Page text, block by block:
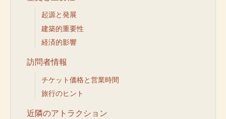
起源と発展
建築的重要性
経済的影響
訪問者情報
チケット価格と営業時間
旅行のヒント
近隣のアトラクション